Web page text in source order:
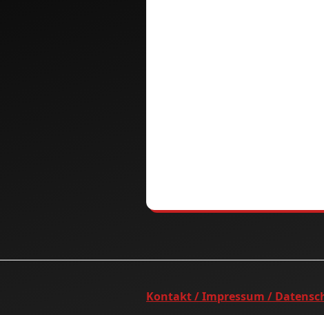
Kontakt / Impressum /